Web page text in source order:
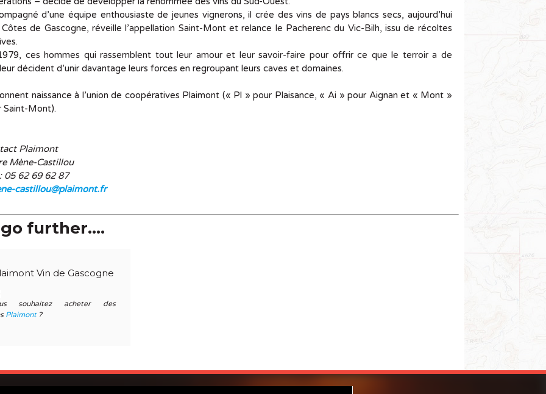
d’une équipe enthousiaste de jeunes vignerons, il crée des vins de pays blancs secs, aujourd’hui
Côtes de Gascogne, réveille l’appellation Saint-Mont et relance le Pacherenc du Vic-Bilh, issu de récoltes
ces hommes qui rassemblent tout leur amour et leur savoir-faire pour offrir ce que le terroir a de
décident d’unir davantage leurs forces en regroupant leurs caves et domaines.
naissance à l’union de coopératives Plaimont (« Pl » pour Plaisance, « Ai » pour Aignan et « Mont »
Saint-Mont).
Plaimont
Mène-Castillou
05 62 69 62 87
castillou@plaimont.fr
further....
Vin de Gascogne
souhaitez acheter des
Plaimont?